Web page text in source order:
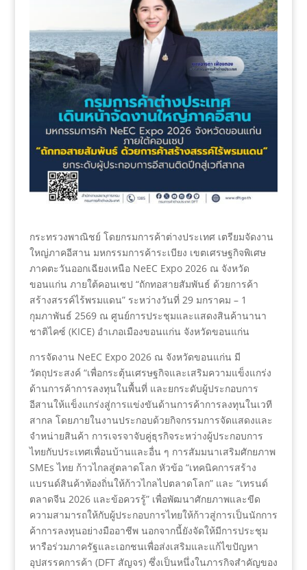
กระทรวงพาณิชย์ โดยกรมการค้าต่างประเทศ เตรียมจัดงาน
ใหญ่ภาคอีสาน มหกรรมการค้าระเบียง เขตเศรษฐกิจพิเศษ
ภาคตะวันออกเฉียงเหนือ NeEC Expo 2026 ณ จังหวัด
ขอนแก่น ภายใต้คอนเซป “ถักทอสายสัมพันธ์ ด้วยการค้า
สร้างสรรค์ไร้พรมแดน” ระหว่างวันที่ 29 มกราคม – 1
กุมภาพันธ์ 2569 ณ ศูนย์การประชุมและแสดงสินค้านานา
ชาติไคซ์ (KICE) อำเภอเมืองขอนแก่น จังหวัดขอนแก่น
การจัดงาน NeEC Expo 2026 ณ จังหวัดขอนแก่น มี
วัตถุประสงค์ “เพื่อกระตุ้นเศรษฐกิจและเสริมความแข็งแกร่ง
ด้านการค้าการลงทุนในพื้นที่ และยกระดับผู้ประกอบการ
อีสานให้แข็งแกร่งสู่การแข่งขันด้านการค้าการลงทุนในเวที
สากล โดยภายในงานประกอบด้วยกิจกรรมการจัดแสดงและ
จำหน่ายสินค้า การเจรจาจับคู่ธุรกิจระหว่างผู้ประกอบการ
ไทยกับประเทศเพื่อนบ้านและอื่น ๆ การสัมมนาเสริมศักยภาพ
SMEs ไทย ก้าวไกลสู่ตลาดโลก หัวข้อ “เทคนิคการสร้าง
แบรนด์สินค้าท้องถิ่นให้ก้าวไกลไปตลาดโลก” และ “เทรนด์
ตลาดจีน 2026 และข้อควรรู้” เพื่อพัฒนาศักยภาพและขีด
ความสามารถให้กับผู้ประกอบการไทยให้ก้าวสู่การเป็นนักการ
ค้าการลงทุนอย่างมืออาชีพ นอกจากนี้ยังจัดให้มีการประชุม
หารือร่วมภาครัฐและเอกชนเพื่อส่งเสริมและแก้ไขปัญหา
อุปสรรคการค้า (DFT สัญจร) ซึ่งเป็นหนึ่งในภารกิจสำคัญของ